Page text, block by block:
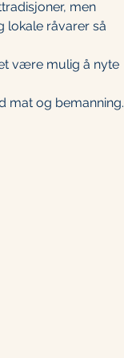
men
lokale råvarer så
være mulig å nyte
mat og bemanning.